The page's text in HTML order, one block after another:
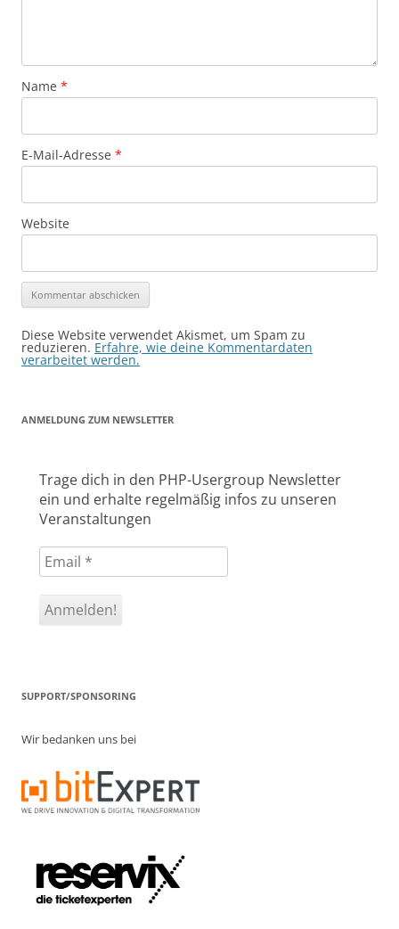
Name *
E-Mail-Adresse *
Website
Alternative:
Diese Website verwendet Akismet, um Spam zu
reduzieren. Erfahre, wie deine Kommentardaten
verarbeitet werden.
ANMELDUNG ZUM NEWSLETTER
Trage dich in den PHP-Usergroup Newsletter
ein und erhalte regelmäßig infos zu unseren
Veranstaltungen
SUPPORT/SPONSORING
Wir bedanken uns bei